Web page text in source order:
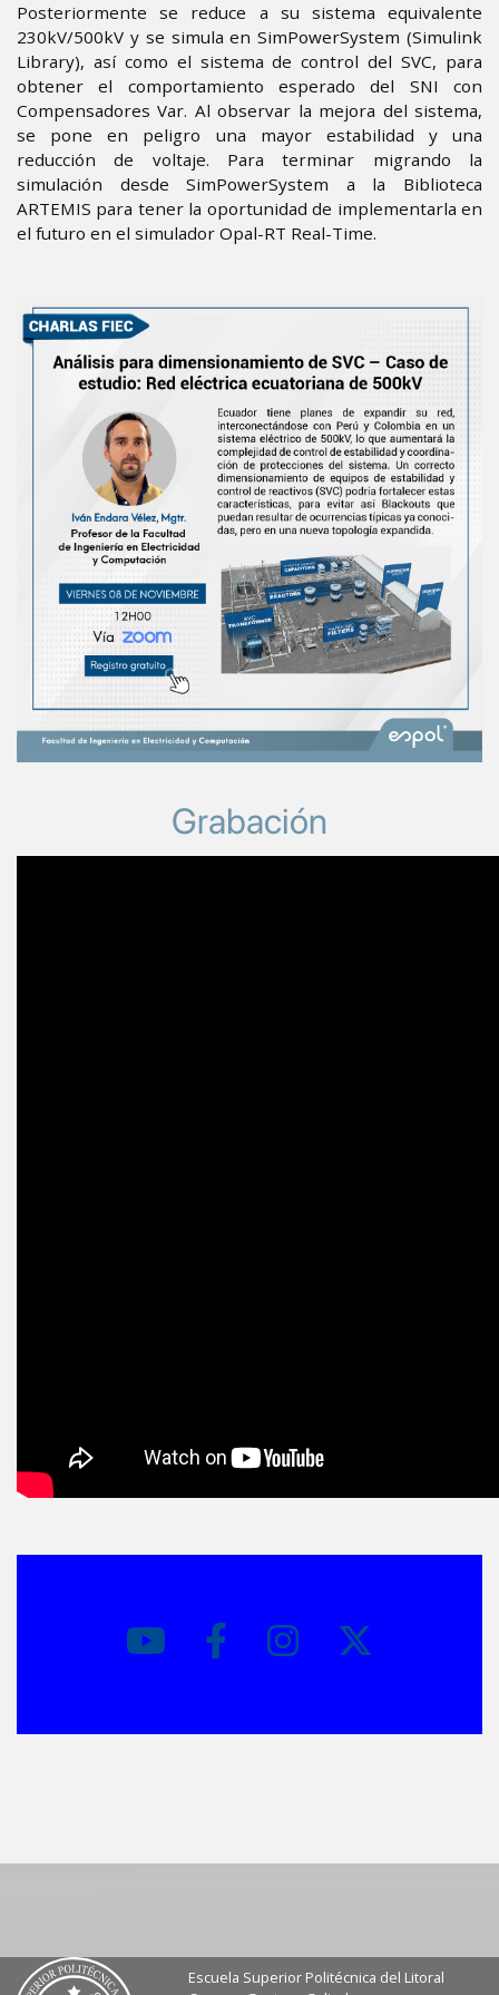
Posteriormente se reduce a su sistema equivalente
230kV/500kV y se simula en SimPowerSystem (Simulink
Library), así como el sistema de control del SVC, para
obtener el comportamiento esperado del SNI con
Compensadores Var. Al observar la mejora del sistema,
se pone en peligro una mayor estabilidad y una
reducción de voltaje. Para terminar migrando la
simulación desde SimPowerSystem a la Biblioteca
ARTEMIS para tener la oportunidad de implementarla en
el futuro en el simulador Opal-RT Real-Time.
Grabación
Escuela Superior Politécnica del Litoral